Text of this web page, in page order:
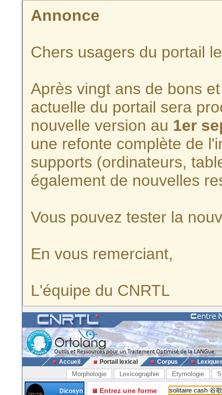
Annonce
Chers usagers du portail
Après vingt ans de bons
actuelle du portail sera
nouvelle version au 1er
une refonte complète de
supports (ordinateurs,
également de nouvelles
Vous pouvez tester la
En vous remerciant,
L'équipe du CNRTL
Accueil Portail lexical Corpus
Morphologie Lexicographie Etymologie
Dicosyn
Entrez une forme